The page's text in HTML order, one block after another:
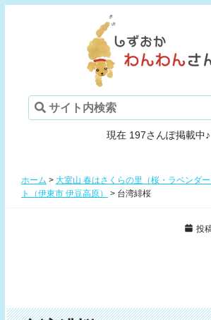
現在 197さんぽ掲載中♪
ホーム > 大室山 春はさくらの里（桜・ラベンダ
ト（伊東市 伊豆高原）
> 台湾緋桜
投